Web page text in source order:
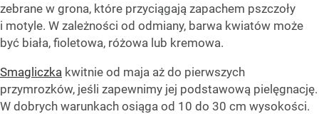
zebrane w grona, które przyciągają zapachem pszczoły
i motyle. W zależności od odmiany, barwa kwiatów może
być biała, fioletowa, różowa lub kremowa.
Smagliczka kwitnie od maja aż do pierwszych
przymrozków, jeśli zapewnimy jej podstawową pielęgnację.
W dobrych warunkach osiąga od 10 do 30 cm wysokości.